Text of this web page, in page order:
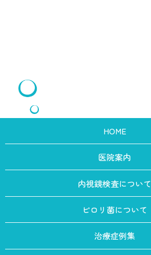
HOME
医院案内
内視鏡検査について
ピロリ菌について
治療症例集